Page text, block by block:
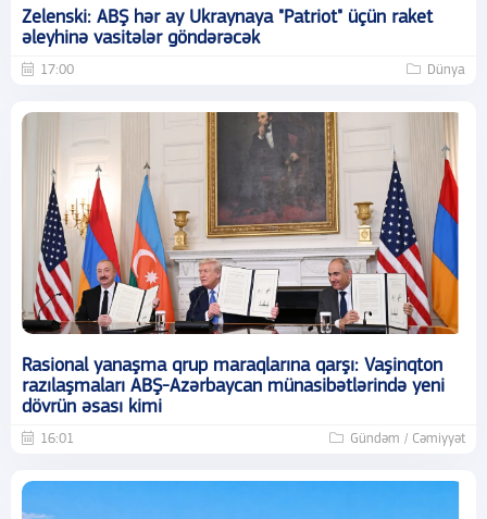
Zelenski: ABŞ hər ay Ukraynaya "Patriot" üçün raket
əleyhinə vasitələr göndərəcək
17:00 Dünya
Rasional yanaşma qrup maraqlarına qarşı: Vaşinqton
razılaşmaları ABŞ-Azərbaycan münasibətlərində yeni
dövrün əsası kimi
16:01 Gündəm / Cəmiyyət